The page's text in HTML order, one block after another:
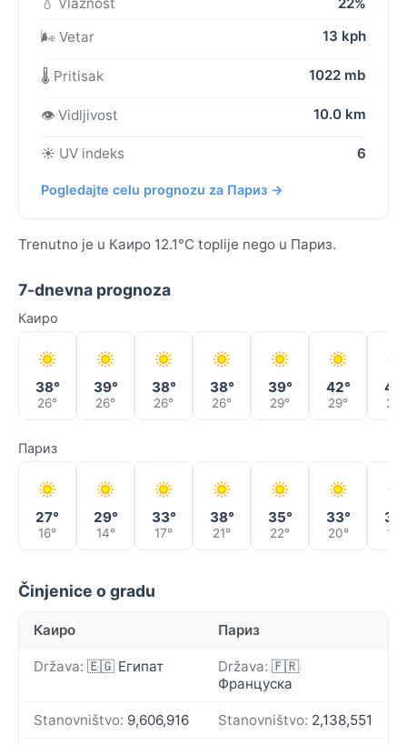
💧 Vlažnost
22%
🌬️ Vetar
13 kph
🌡️ Pritisak 1022 mb
👁️ Vidljivost 10.0 km
☀️ UV indeks 6
Pogledajte celu prognozu za Париз →
Trenutno je u Каиро 12.1°C toplije nego u Париз.
7-dnevna prognoza
Каиро
38°
26°
39°
26°
38°
26°
38°
26°
39°
29°
42°
29° 29°
Париз
27°
16°
29°
14°
33°
17°
38°
21°
35°
22°
33°
20° 19°
Činjenice o gradu
Каиро Париз
Država: 🇪🇬 Египат Država: 🇫🇷
Француска
Stanovništvo: 9,606,916 Stanovništvo: 2,138,551